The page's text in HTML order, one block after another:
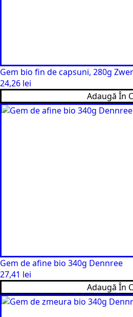
Gem bio fin de capsuni, 280g
24,26 lei
Adaugă În
Gem de afine bio 340g Dennree
27,41 lei
Adaugă În